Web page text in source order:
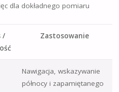
dla dokładnego pomiaru
/
Zastosowanie
Nawigacja, wskazywanie
północy i zapamiętanego